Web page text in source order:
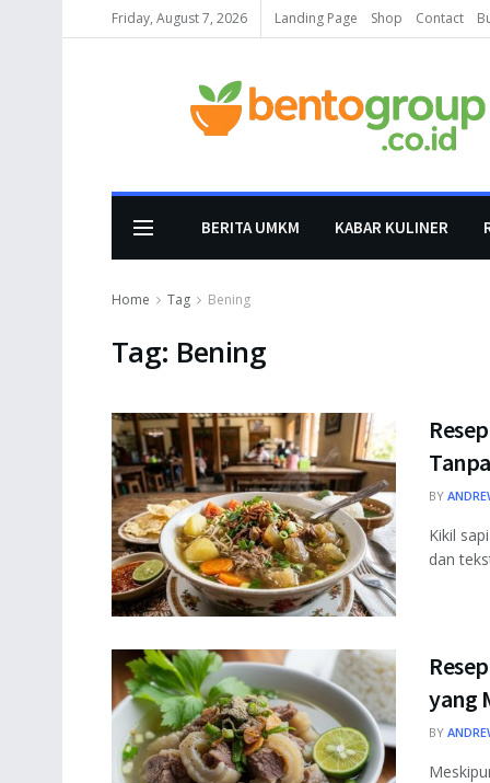
Friday, August 7, 2026 Landing Page Shop Contact
BERITA UMKM KABAR KULINER
Home Tag Bening
Tag: Bening
BY
Kikil
dan
yang
BY